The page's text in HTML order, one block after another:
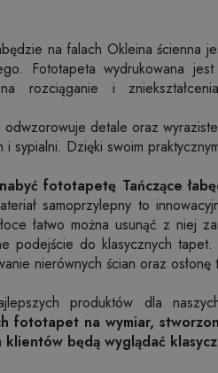
na falach Okleina
Fototapeta wydrukowana
rozciąganie i
detale oraz
sypialni. Dzięki swoim
fototapetę Tańczące
samoprzylepny to
łatwo można usunąć z niej
podejście do klasycznych
nierównych ścian oraz
produktów dla
fototapet na wymiar,
klientów będą wyglądać